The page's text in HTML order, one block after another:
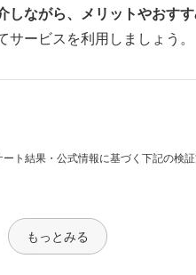
しながら、メリットやおす
ービスを利用しましょう。
ト結果・公式情報に基づく下記の検
のお得さ
もっとみる